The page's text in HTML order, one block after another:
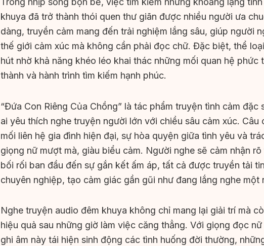
khuya đã trở thành thói quen thư giãn được nhiều người ưa
dàng, truyền cảm mang đến trải nghiệm lắng sâu, giúp người
thế giới cảm xúc mà không cần phải đọc chữ. Đặc biệt, thể
hút nhờ khả năng khéo léo khai thác những mối quan hệ phức
thành và hành trình tìm kiếm hạnh phúc.
“Đứa Con Riêng Của Chồng” là tác phẩm truyện tình cảm đặc
ai yêu thích nghe truyện người lớn với chiều sâu cảm xúc. Câu
mối liên hệ gia đình hiện đại, sự hòa quyện giữa tình yêu và
giọng nữ mượt mà, giàu biểu cảm. Người nghe sẽ cảm nhận
bối rối ban đầu đến sự gắn kết ấm áp, tất cả được truyền tải
chuyên nghiệp, tạo cảm giác gần gũi như đang lắng nghe một
Nghe truyện audio đêm khuya không chỉ mang lại giải trí mà
hiệu quả sau những giờ làm việc căng thẳng. Với giọng đọc
ghi âm này tái hiện sinh động các tình huống đời thường,